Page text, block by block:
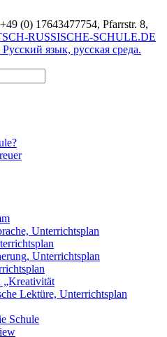
(0) 17643477754, Pfarrstr. 8,
RUSSISCHE-SCHULE.DE
Unterrichtsplan
Unterrichtsplan
„Kreativität
Lektüre, Unterrichtsplan
Schule